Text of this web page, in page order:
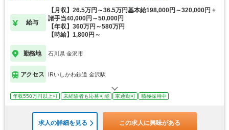
給与
【月収】26.5万円～36.5万円基本給198,000円～320,000円 +
諸手当40,000円～50,000円
【年収】360万円～580万円
【時給】1,800円～
勤務地 石川県 金沢市
アクセス IRいしかわ鉄道 金沢駅
年収550万円以上可 未経験者も応募可能 車通勤可 積極採用中
求人の詳細を見る この求人に興味がある